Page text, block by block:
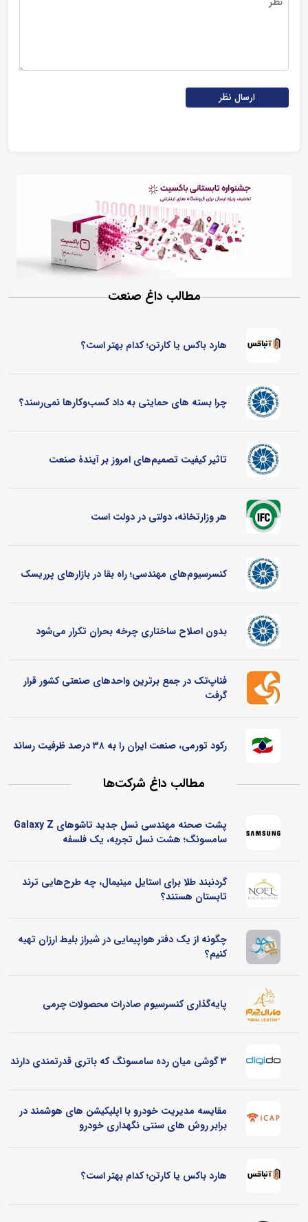
ارسال نظر
مطالب داغ صنعت
هارد باکس یا کارتن؛ کدام بهتر است؟
چرا بسته های حمایتی به داد کسب‌وکارها نمی‌رسند؟
تاثیر کیفیت تصمیم‌های امروز بر آیندۀ صنعت
هر وزارتخانه، دولتی در دولت است
کنسرسیوم‌های مهندسی؛ راه بقا در بازارهای پرریسک
بدون اصلاح ساختاری چرخه بحران تکرار می‌شود
فناپ‌تک در جمع برترین واحدهای صنعتی کشور قرار
گرفت
رکود تورمی، صنعت ایران را به ۳۸ درصد ظرفیت رساند
مطالب داغ شرکت‌ها
پشت صحنه مهندسی نسل جدید تاشوهای Galaxy Z
سامسونگ؛ هشت نسل تجربه، یک فلسفه
گردنبند طلا برای استایل مینیمال، چه طرح‌هایی ترند
تابستان هستند؟
چگونه از یک دفتر هواپیمایی در شیراز بلیط ارزان تهیه
کنیم؟
پایه‌گذاری کنسرسیوم صادرات محصولات چرمی
۳ گوشی میان رده سامسونگ که باتری قدرتمندی دارند
مقایسه مدیریت خودرو با اپلیکیشن های هوشمند در
برابر روش های سنتی نگهداری خودرو
هارد باکس یا کارتن؛ کدام بهتر است؟